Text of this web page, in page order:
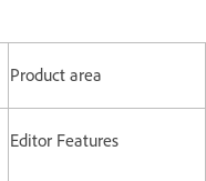
Product area
Editor Features